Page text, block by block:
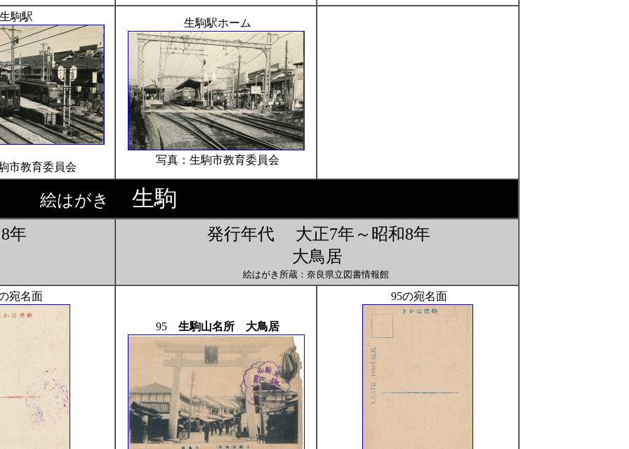
駒駅
市教育委員会
生駒駅ホーム
写真：生駒市教育委員会
絵はがき 生駒
年
発行年代 大正7年～昭和8年
大鳥居
絵はがき所蔵：奈良県立図書情報館
宛名面
95 生駒山名所 大鳥居
95の宛名面